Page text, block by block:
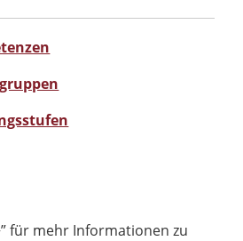
für mehr Informationen zu